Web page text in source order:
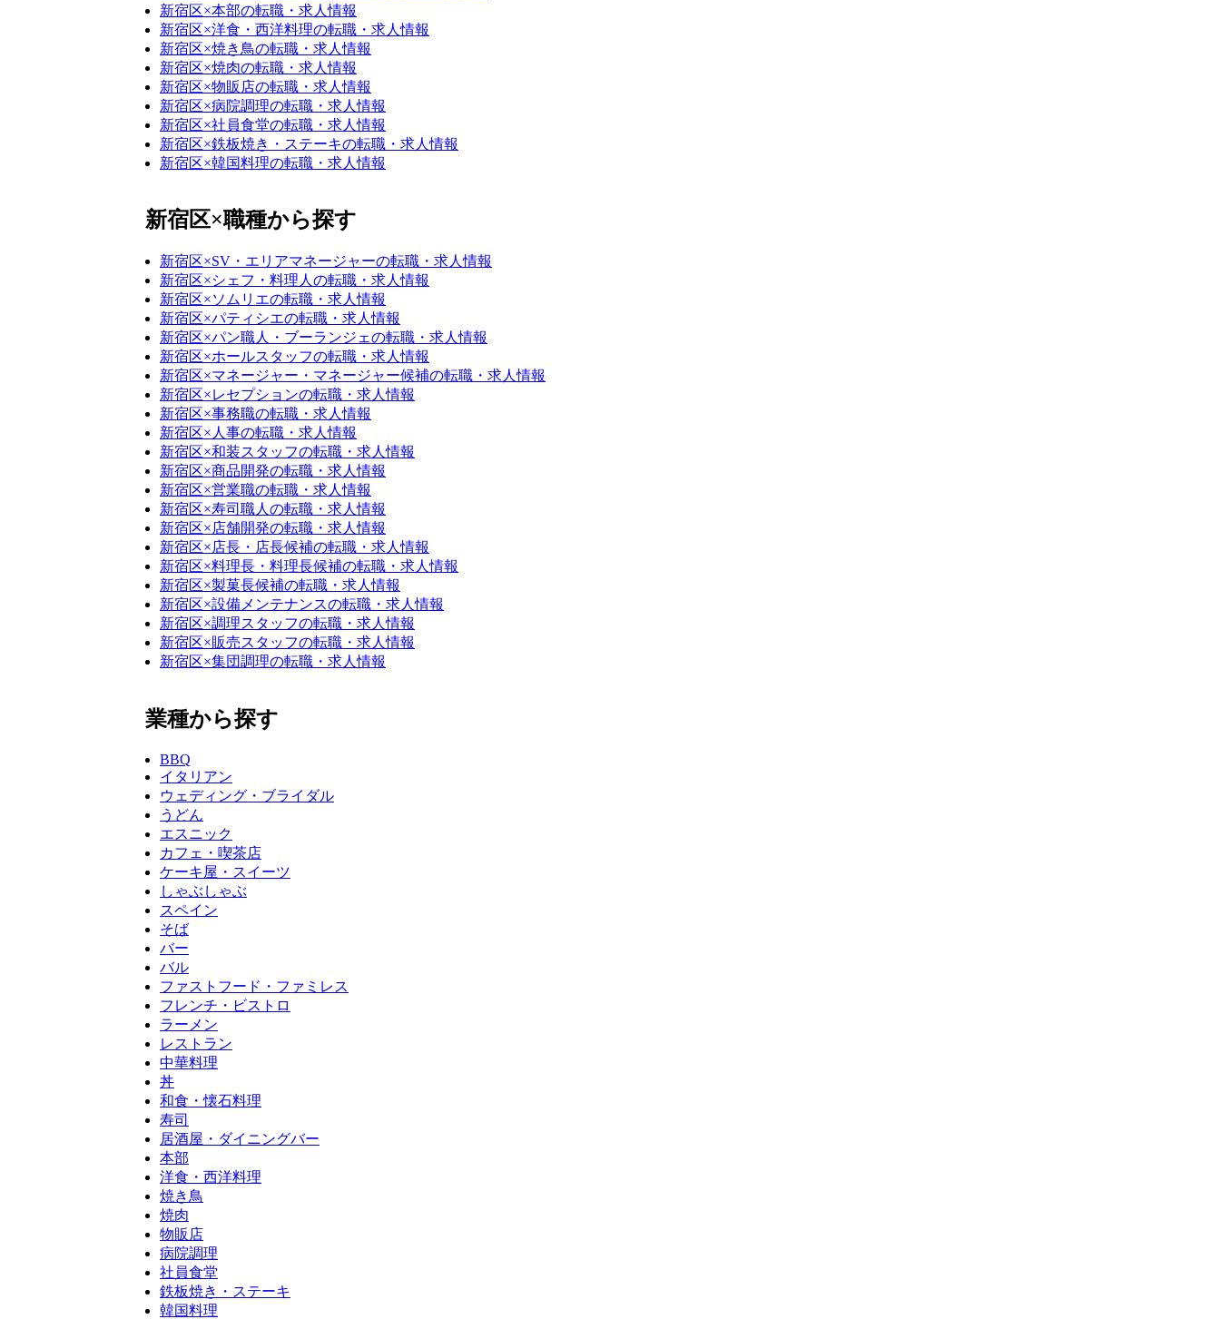
新宿区×本部の転職・求人情報
新宿区×洋食・西洋料理の転職・求人情報
新宿区×焼き鳥の転職・求人情報
新宿区×焼肉の転職・求人情報
新宿区×物販店の転職・求人情報
新宿区×病院調理の転職・求人情報
新宿区×社員食堂の転職・求人情報
新宿区×鉄板焼き・ステーキの転職・求人情報
新宿区×韓国料理の転職・求人情報
新宿区×職種から探す
新宿区×SV・エリアマネージャーの転職・求人情報
新宿区×シェフ・料理人の転職・求人情報
新宿区×ソムリエの転職・求人情報
新宿区×パティシエの転職・求人情報
新宿区×パン職人・ブーランジェの転職・求人情報
新宿区×ホールスタッフの転職・求人情報
新宿区×マネージャー・マネージャー候補の転職・求人情報
新宿区×レセプションの転職・求人情報
新宿区×事務職の転職・求人情報
新宿区×人事の転職・求人情報
新宿区×和装スタッフの転職・求人情報
新宿区×商品開発の転職・求人情報
新宿区×営業職の転職・求人情報
新宿区×寿司職人の転職・求人情報
新宿区×店舗開発の転職・求人情報
新宿区×店長・店長候補の転職・求人情報
新宿区×料理長・料理長候補の転職・求人情報
新宿区×製菓長候補の転職・求人情報
新宿区×設備メンテナンスの転職・求人情報
新宿区×調理スタッフの転職・求人情報
新宿区×販売スタッフの転職・求人情報
新宿区×集団調理の転職・求人情報
業種から探す
BBQ
イタリアン
ウェディング・ブライダル
うどん
エスニック
カフェ・喫茶店
ケーキ屋・スイーツ
しゃぶしゃぶ
スペイン
そば
バー
バル
ファストフード・ファミレス
フレンチ・ビストロ
ラーメン
レストラン
中華料理
丼
和食・懐石料理
寿司
居酒屋・ダイニングバー
本部
洋食・西洋料理
焼き鳥
焼肉
物販店
病院調理
社員食堂
鉄板焼き・ステーキ
韓国料理